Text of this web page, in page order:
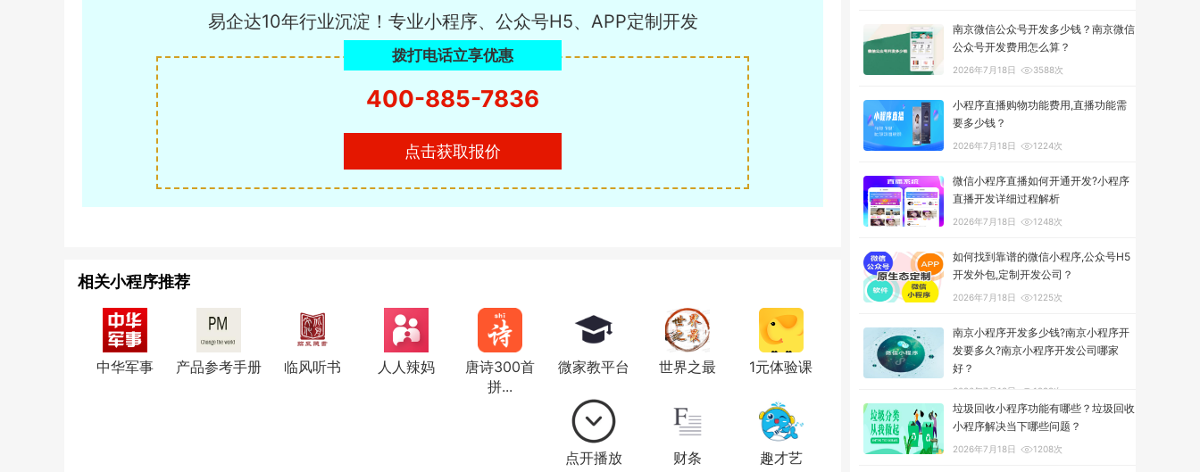
易企达10年行业沉淀！专业小程序、公众号H5、APP定制开发
拨打电话立享优惠
400-885-7836
点击获取报价
相关小程序推荐
中华军事 产品参考手册 临风听书 人人辣妈
唐诗300首
拼...
微家教平台 世界之最 1元体验课
点开播放 财条 趣才艺
南京微信公众号开发多少钱？南京微信
公众号开发费用怎么算？
2026年7月18日 3588次
小程序直播购物功能费用,直播功能需
要多少钱？
2026年7月18日 1224次
微信小程序直播如何开通开发?小程序
直播开发详细过程解析
2026年7月18日 1248次
如何找到靠谱的微信小程序,公众号H5
开发外包,定制开发公司？
2026年7月18日 1225次
南京小程序开发多少钱?南京小程序开
发要多久?南京小程序开发公司哪家
好？
2026年7月18日 1298次
垃圾回收小程序功能有哪些？垃圾回收
小程序解决当下哪些问题？
2026年7月18日 1208次